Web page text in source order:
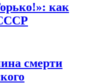
как
смерти